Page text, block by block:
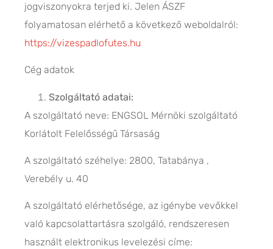
jogviszonyokra terjed ki. Jelen ÁSZF
folyamatosan elérhető a következő weboldalról:
https://vizespadlofutes.hu
Cég adatok
Szolgáltató adatai:
A szolgáltató neve: ENGSOL Mérnöki szolgáltató
Korlátolt Felelősségű Társaság
A szolgáltató széhelye: 2800, Tatabánya ,
Verebély u. 40
A szolgáltató elérhetősége, az igénybe vevőkkel
való kapcsolattartásra szolgáló, rendszeresen
használt elektronikus levelezési címe: